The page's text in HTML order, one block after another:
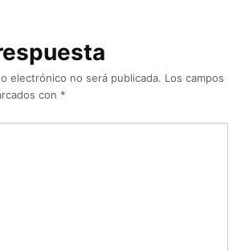
electrónico no será publicada. Los campos
con *